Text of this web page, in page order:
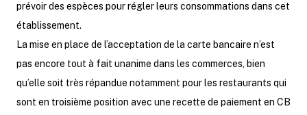
prévoir des espèces pour régler leurs consommations dans cet
établissement.
La mise en place de l’acceptation de la carte bancaire n’est
pas encore tout à fait unanime dans les commerces, bien
qu’elle soit très répandue notamment pour les restaurants qui
sont en troisième position avec une recette de paiement en CB